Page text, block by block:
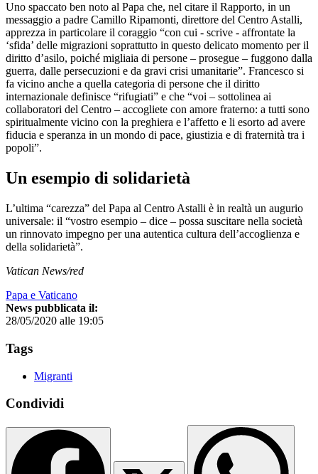
Uno spaccato ben noto al Papa che, nel citare il Rapporto, in un
messaggio a padre Camillo Ripamonti, direttore del Centro Astalli,
apprezza in particolare il coraggio “con cui - scrive - affrontate la
‘sfida’ delle migrazioni soprattutto in questo delicato momento per il
diritto d’asilo, poiché migliaia di persone – prosegue – fuggono dalla
guerra, dalle persecuzioni e da gravi crisi umanitarie”. Francesco si
fa vicino anche a quella categoria di persone che il diritto
internazionale definisce “rifugiati” e che “voi – sottolinea ai
collaboratori del Centro – accogliete con amore fraterno: a tutti sono
spiritualmente vicino con la preghiera e l’affetto e li esorto ad avere
fiducia e speranza in un mondo di pace, giustizia e di fraternità tra i
popoli”.
Un esempio di solidarietà
L’ultima “carezza” del Papa al Centro Astalli è in realtà un augurio
universale: il “vostro esempio – dice – possa suscitare nella società
un rinnovato impegno per una autentica cultura dell’accoglienza e
della solidarietà”.
Vatican News/red
Papa e Vaticano
News pubblicata il:
28/05/2020 alle 19:05
Tags
Migranti
Condividi